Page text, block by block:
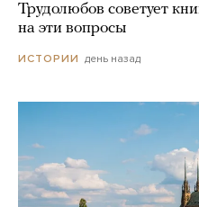
Трудолюбов советует
на эти вопросы
ИСТОРИИ день назад